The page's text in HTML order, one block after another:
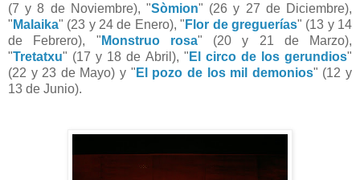
(7 y 8 de Noviembre), "Sòmion" (26 y 27 de Diciembre),
" Malaika" (23 y 24 de Enero), " Flor de greguerías" (13 y 14
de Febrero), " Monstruo rosa" (20 y 21 de Marzo),
"Tretatxu" (17 y 18 de Abril), " El circo de los gerundios"
(22 y 23 de Mayo) y " El pozo de los mil demonios" (12 y
13 de Junio).